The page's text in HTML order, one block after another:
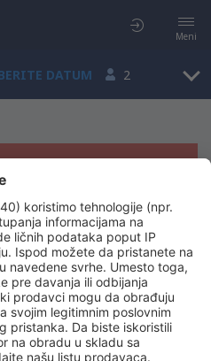
Meni
DATUM 2
da prikažemo
druge kriterijume